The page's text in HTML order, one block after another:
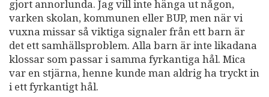
gjort annorlunda. Jag vill inte hänga ut någon,
varken skolan, kommunen eller BUP, men när vi
vuxna missar så viktiga signaler från ett barn är
det ett samhällsproblem. Alla barn är inte likadana
klossar som passar i samma fyrkantiga hål. Mica
var en stjärna, henne kunde man aldrig ha tryckt in
i ett fyrkantigt hål.